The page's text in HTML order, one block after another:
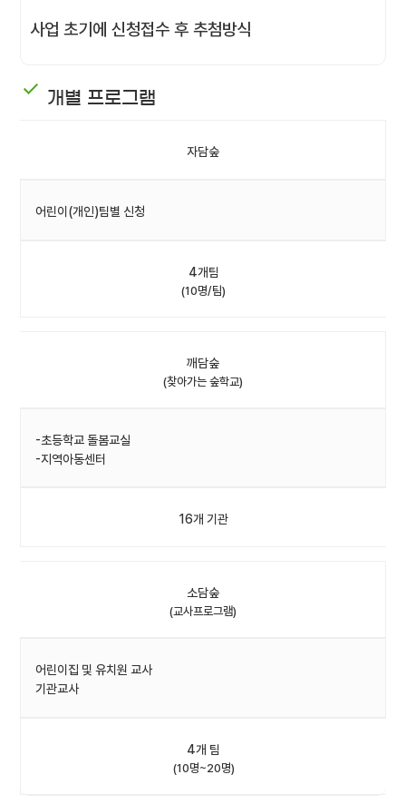
사업 초기에 신청접수 후 추첨방식
개별 프로그램
자담숲
어린이(개인)팀별 신청
4개팀
(10명/팀)
깨담숲
(찾아가는 숲학교)
-초등학교 돌봄교실
-지역아동센터
16개 기관
소담숲
(교사프로그램)
어린이집 및 유치원 교사
기관교사
4개 팀
(10명~20명)